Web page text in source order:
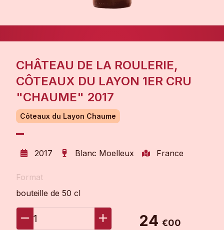
CHÂTEAU DE LA ROULERIE,
CÔTEAUX DU LAYON 1ER CRU
"CHAUME" 2017
Côteaux du Layon Chaume
2017 Blanc Moelleux France
Format
bouteille de 50 cl
1 24 €00